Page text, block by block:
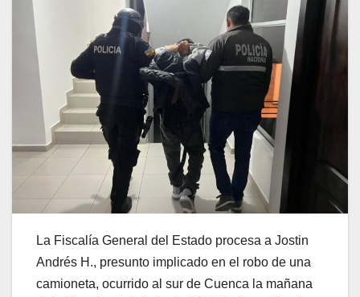
La Fiscalía General del Estado procesa a Jostin
Andrés H., presunto implicado en el robo de una
camioneta, ocurrido al sur de Cuenca la mañana